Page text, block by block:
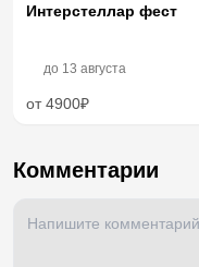
Интерстеллар фест
до 13 августа
от 4900₽
Комментарии